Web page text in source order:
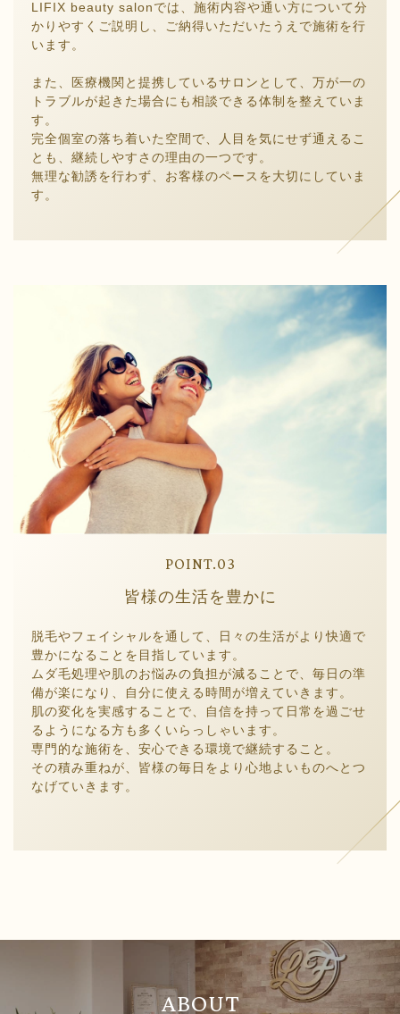
LIFIX beauty salonでは、施術内容や通い方について分
かりやすくご説明し、ご納得いただいたうえで施術を行
います。
また、医療機関と提携しているサロンとして、万が一の
トラブルが起きた場合にも相談できる体制を整えていま
す。
完全個室の落ち着いた空間で、人目を気にせず通えるこ
とも、継続しやすさの理由の一つです。
無理な勧誘を行わず、お客様のペースを大切にしていま
す。
POINT.03
皆様の生活を豊かに
脱毛やフェイシャルを通して、日々の生活がより快適で
豊かになることを目指しています。
ムダ毛処理や肌のお悩みの負担が減ることで、毎日の準
備が楽になり、自分に使える時間が増えていきます。
肌の変化を実感することで、自信を持って日常を過ごせ
るようになる方も多くいらっしゃいます。
専門的な施術を、安心できる環境で継続すること。
その積み重ねが、皆様の毎日をより心地よいものへとつ
なげていきます。
ABOUT